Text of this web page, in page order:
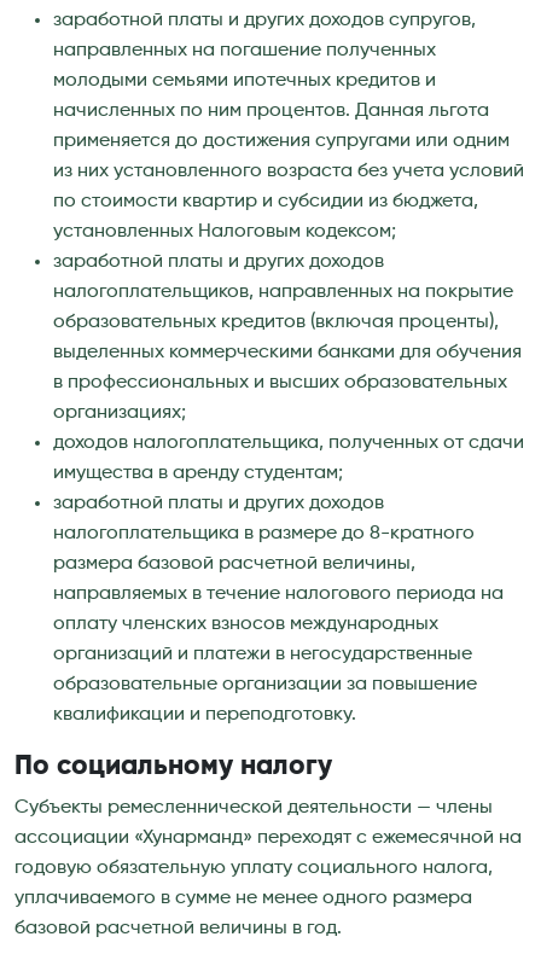
заработной платы и других доходов супругов,
направленных на погашение полученных
молодыми семьями ипотечных кредитов и
начисленных по ним процентов. Данная льгота
применяется до достижения супругами или одним
из них установленного возраста без учета условий
по стоимости квартир и субсидии из бюджета,
установленных Налоговым кодексом;
заработной платы и других доходов
налогоплательщиков, направленных на покрытие
образовательных кредитов (включая проценты),
выделенных коммерческими банками для обучения
в профессиональных и высших образовательных
организациях;
доходов налогоплательщика, полученных от сдачи
имущества в аренду студентам;
заработной платы и других доходов
налогоплательщика в размере до 8-кратного
размера базовой расчетной величины,
направляемых в течение налогового периода на
оплату членских взносов международных
организаций и платежи в негосударственные
образовательные организации за повышение
квалификации и переподготовку.
По социальному налогу
Субъекты ремесленнической деятельности — члены
ассоциации «Хунарманд» переходят с ежемесячной на
годовую обязательную уплату социального налога,
уплачиваемого в сумме не менее одного размера
базовой расчетной величины в год.